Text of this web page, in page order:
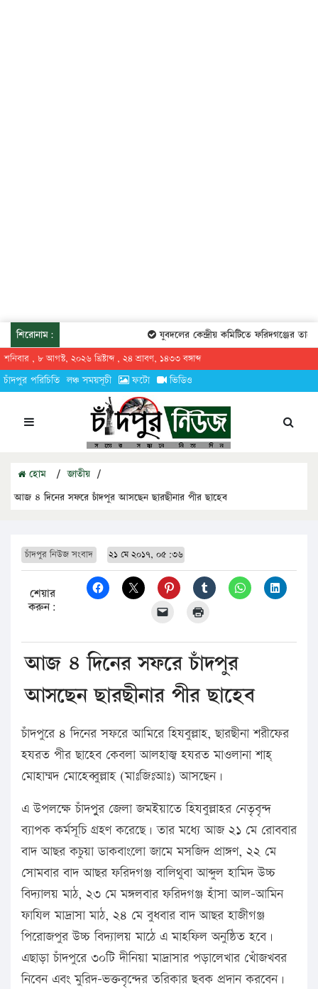
শিরোনাম: যুবদলের কেন্দ্রীয় কমিটিতে ফরিদগঞ্জের তারেকুর
শনিবার , ৮ আগস্ট, ২০২৬ খ্রিষ্টাব্দ , ২৪ শ্রাবণ, ১৪৩৩ বঙ্গাব্দ
চাঁদপুর পরিচিতি লঞ্চ সময়সূচী ফটো ভিডিও
হোম / জাতীয় /
আজ ৪ দিনের সফরে চাঁদপুর আসছেন ছারছীনার পীর ছাহেব
চাঁদপুর নিউজ সংবাদ ২১ মে ২০১৭, ০৫:৩৬
শেয়ার
করুন:
আজ ৪ দিনের সফরে চাঁদপুর
আসছেন ছারছীনার পীর ছাহেব
চাঁদপুরে ৪ দিনের সফরে আমিরে হিযবুল্লাহ, ছারছীনা শরীফের
হযরত পীর ছাহেব কেবলা আলহাজ্ব হযরত মাওলানা শাহ্
মোহাম্মদ মোহেব্বুল্লাহ (মাঃজিঃআঃ) আসছেন।
এ উপলক্ষে চাঁদপুুর জেলা জমইয়াতে হিযবুল্লাহর নেতৃবৃন্দ
ব্যাপক কর্মসূচি গ্রহণ করেছে। তার মধ্যে আজ ২১ মে রোববার
বাদ আছর কচুয়া ডাকবাংলো জামে মসজিদ প্রাঙ্গণ, ২২ মে
সোমবার বাদ আছর ফরিদগঞ্জ বালিথুবা আব্দুল হামিদ উচ্চ
বিদ্যালয় মাঠ, ২৩ মে মঙ্গলবার ফরিদগঞ্জ হাঁসা আল-আমিন
ফাযিল মাদ্রাসা মাঠ, ২৪ মে বুধবার বাদ আছর হাজীগঞ্জ
পিরোজপুর উচ্চ বিদ্যালয় মাঠে এ মাহফিল অনুষ্ঠিত হবে।
এছাড়া চাঁদপুরে ৩০টি দীনিয়া মাদ্রাসার পড়ালেখার খোঁজখবর
নিবেন এবং মুরিদ-ভক্তবৃন্দের তরিকার ছবক প্রদান করবেন।